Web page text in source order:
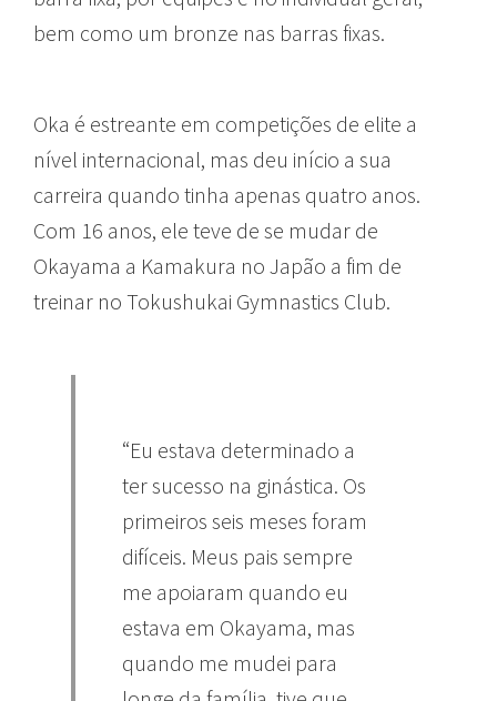
bem como um bronze nas barras fixas.
Oka é estreante em competições de elite a
nível internacional, mas deu início a sua
carreira quando tinha apenas quatro anos.
Com 16 anos, ele teve de se mudar de
Okayama a Kamakura no Japão a fim de
treinar no Tokushukai Gymnastics Club.
“Eu estava determinado a
ter sucesso na ginástica. Os
primeiros seis meses foram
difíceis. Meus pais sempre
me apoiaram quando eu
estava em Okayama, mas
quando me mudei para